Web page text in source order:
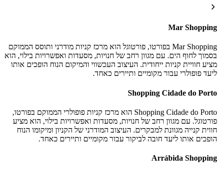
Mar Shopping
Mar Shopping בפורטו, פורטוגל הוא מרכז קניות מודרני ותוסס הממוקם
בסמוך לחוף הים. עם מגוון רחב של חנויות, מסעדות ואפשרויות בילוי, הוא
מציע חוויית קניות ייחודית. העיצוב העכשווי והמיקום הנוח הופכים אותו
ליעד פופולרי עבור מקומיים ותיירים כאחד.
Shopping Cidade do Porto
Shopping Cidade do Porto הוא מרכז קניות פופולרי הממוקם בפורטו,
פורטוגל. עם מגוון רחב של חנויות, מסעדות ואפשרויות בילוי, הוא מציע
חווית קנייה מגוונת למבקרים. העיצוב המודרני של הקניון ומיקומו הנוח
הופכים אותו ליעד חובה לביקור עבור מקומיים ותיירים כאחד.
Arrábida Shopping